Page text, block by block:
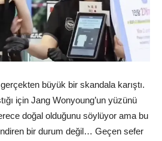
büyük bir skandala karıştı.
için Jang Wonyoung’un yüzünü
doğal olduğunu söylüyor ama bu
bir durum değil… Geçen sefer